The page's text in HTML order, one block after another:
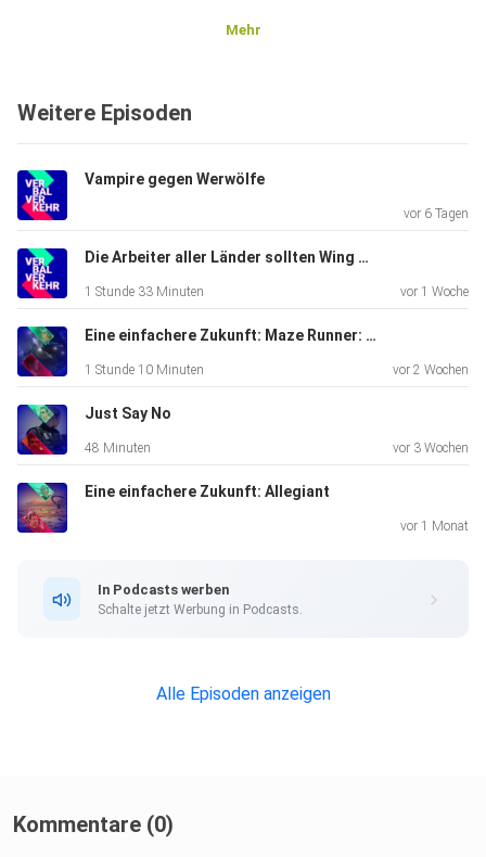
Mehr
Weitere Episoden
Vampire gegen Werwölfe
vor 6 Tagen
Die Arbeiter aller Länder sollten Wing Chun lernen
1 Stunde 33 Minuten vor 1 Woche
Eine einfachere Zukunft: Maze Runner: The Death Cure
1 Stunde 10 Minuten vor 2 Wochen
Just Say No
48 Minuten vor 3 Wochen
Eine einfachere Zukunft: Allegiant
vor 1 Monat
In Podcasts werben
Schalte jetzt Werbung in Podcasts.
Alle Episoden anzeigen
Kommentare (0)